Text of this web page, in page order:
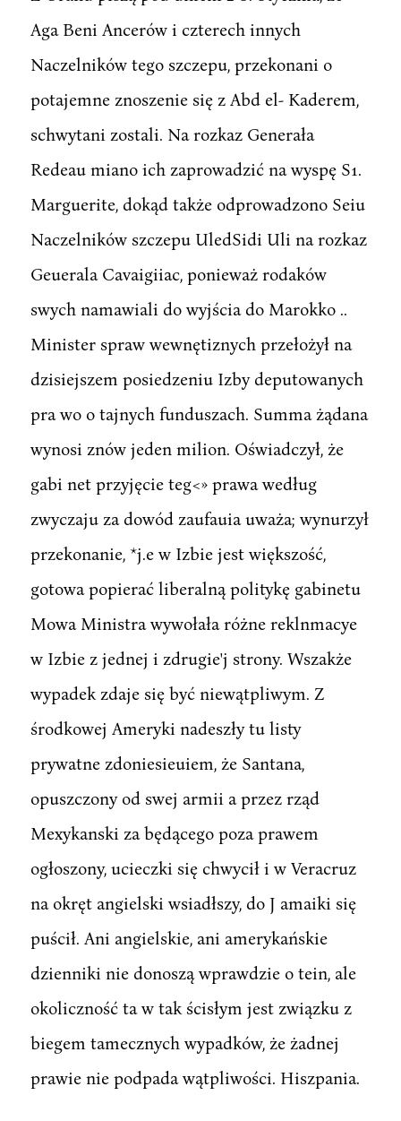
Aga Beni Ancerów i czterech innych
Naczelników tego szczepu, przekonani o
potajemne znoszenie się z Abd el- Kaderem,
schwytani zostali. Na rozkaz Generała
Redeau miano ich zaprowadzić na wyspę S1.
Marguerite, dokąd także odprowadzono Seiu
Naczelników szczepu UledSidi Uli na rozkaz
Geuerala Cavaigiiac, ponieważ rodaków
swych namawiali do wyjścia do Marokko ..
Minister spraw wewnętiznych przełożył na
dzisiejszem posiedzeniu Izby deputowanych
pra wo o tajnych funduszach. Summa żądana
wynosi znów jeden milion. Oświadczył, że
gabi net przyjęcie teg<» prawa według
zwyczaju za dowód zaufauia uważa; wynurzył
przekonanie, *j.e w Izbie jest większość,
gotowa popierać liberalną politykę gabinetu
Mowa Ministra wywołała różne reklnmacye
w Izbie z jednej i zdrugie'j strony. Wszakże
wypadek zdaje się być niewątpliwym. Z
środkowej Ameryki nadeszły tu listy
prywatne zdoniesieuiem, że Santana,
opuszczony od swej armii a przez rząd
Mexykanski za będącego poza prawem
ogłoszony, ucieczki się chwycił i w Veracruz
na okręt angielski wsiadłszy, do J amaiki się
puścił. Ani angielskie, ani amerykańskie
dzienniki nie donoszą wprawdzie o tein, ale
okoliczność ta w tak ścisłym jest związku z
biegem tamecznych wypadków, że żadnej
prawie nie podpada wątpliwości. Hiszpania.